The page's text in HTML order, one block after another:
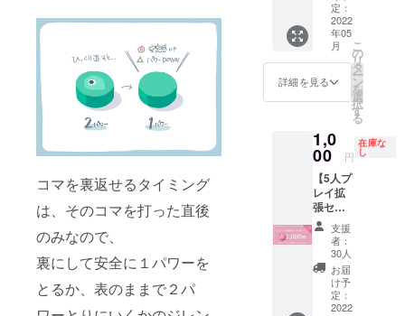
コマを裏返せるタイミング
は、そのコマを打った直後
のみなので、
裏にして安全に１パワーを
とるか、表のままで２パ
のやむ
を得な
い事由
によ
り、出
店が不
宅配で
のお届
けとな
りま
す。送
料は着
払いに
なりま
す。予
めご了
承くだ
さい。
内容物
の通常
シュー
ター
を、プ
レイ
ヤーカ
あし
らった
CAMPF
IRE限定
デザイ
ンに変
更して
お届け
しま
す。 ※
こちら
のプラ
ンは、
定：
2022
年05
月
詳細を見る
こ
の
リ
タ
ー
ン
を
選
択
す
る
1,0
00 円
在庫な
し
【5人プ
レイ拡
張セッ
ト（ピ
ン
ク）】
・通常
のプラ
ネピタ
は4人ま
支援
者：
30人
お届
け予
定：
2022